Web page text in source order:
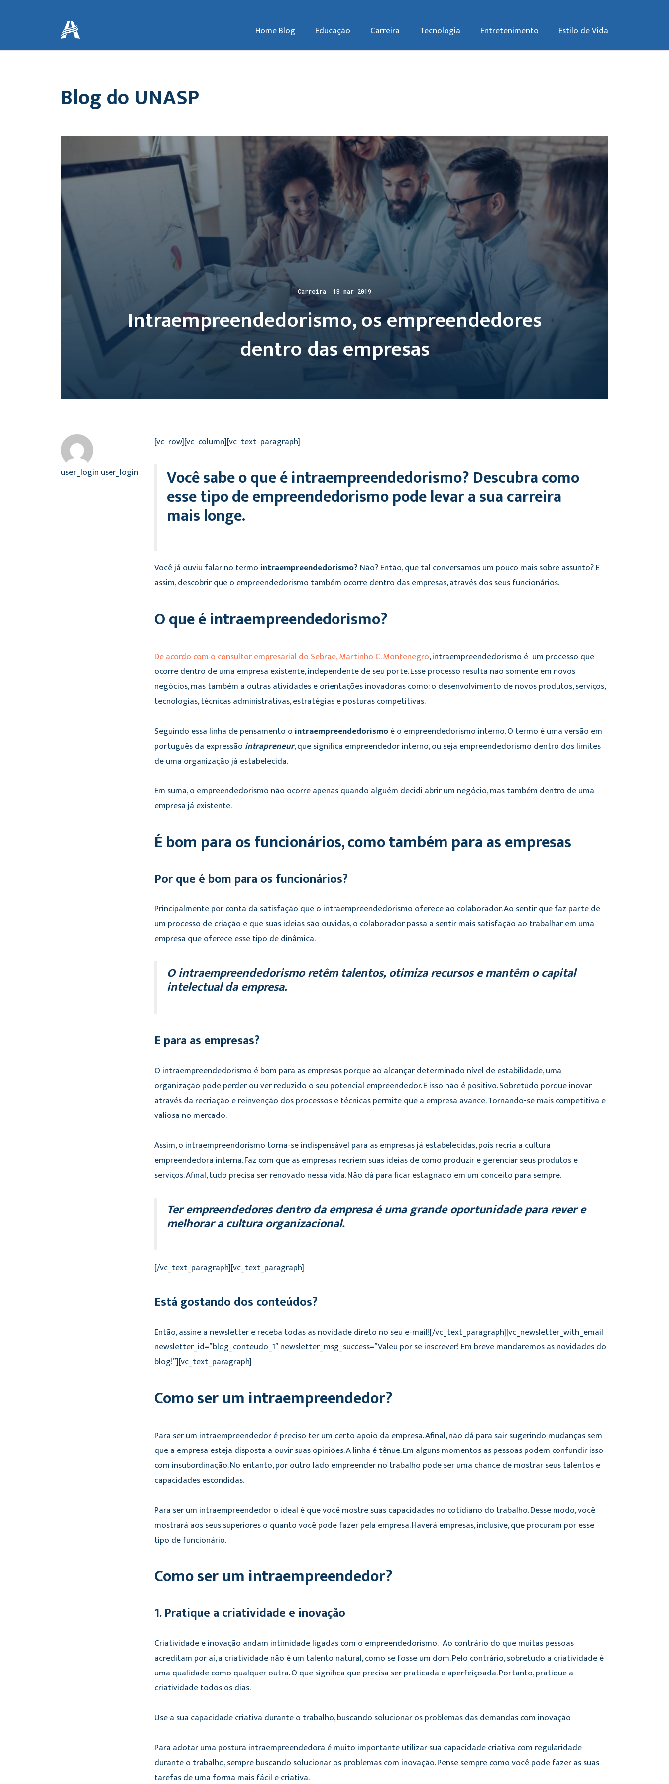
Home Blog Educação Carreira Tecnologia Entretenimento Estilo de Vida
Blog do UNASP
Carreira 13 mar 2019
Intraempreendedorismo, os empreendedores
dentro das empresas
user_login user_login
[vc_row][vc_column][vc_text_paragraph]
Você sabe o que é intraempreendedorismo? Descubra como
esse tipo de empreendedorismo pode levar a sua carreira
mais longe.
Você já ouviu falar no termo intraempreendedorismo? Não? Então, que tal conversamos um pouco mais sobre assunto? E
assim, descobrir que o empreendedorismo também ocorre dentro das empresas, através dos seus funcionários.
O que é intraempreendedorismo?
De acordo com o consultor empresarial do Sebrae, Martinho C. Montenegro, intraempreendedorismo é um processo que
ocorre dentro de uma empresa existente, independente de seu porte. Esse processo resulta não somente em novos
negócios, mas também a outras atividades e orientações inovadoras como: o desenvolvimento de novos produtos, serviços,
tecnologias, técnicas administrativas, estratégias e posturas competitivas.
Seguindo essa linha de pensamento o intraempreendedorismoé o empreendedorismo interno. O termo é uma versão em
português da expressão intrapreneur, que significa empreendedor interno, ou seja empreendedorismo dentro dos limites
de uma organização já estabelecida.
Em suma, o empreendedorismo não ocorre apenas quando alguém decidi abrir um negócio, mas também dentro de uma
empresa já existente.
É bom para os funcionários, como também para as empresas
Por que é bom para os funcionários?
Principalmente por conta da satisfação que o intraempreendedorismo oferece ao colaborador. Ao sentir que faz parte de
um processo de criação e que suas ideias são ouvidas, o colaborador passa a sentir mais satisfação ao trabalhar em uma
empresa que oferece esse tipo de dinâmica.
O intraempreendedorismo retêm talentos, otimiza recursos e mantêm o capital
intelectual da empresa.
E para as empresas?
O intraempreendedorismo é bom para as empresas porque ao alcançar determinado nível de estabilidade, uma
organização pode perder ou ver reduzido o seu potencial empreendedor. E isso não é positivo. Sobretudo porque inovar
através da recriação e reinvenção dos processos e técnicas permite que a empresa avance. Tornando-se mais competitiva e
valiosa no mercado.
Assim, o intraempreendorismo torna-se indispensável para as empresas já estabelecidas, pois recria a cultura
empreendedora interna. Faz com que as empresas recriem suas ideias de como produzir e gerenciar seus produtos e
serviços. Afinal, tudo precisa ser renovado nessa vida. Não dá para ficar estagnado em um conceito para sempre.
Ter empreendedores dentro da empresa é uma grande oportunidade para rever e
melhorar a cultura organizacional.
[/vc_text_paragraph][vc_text_paragraph]
Está gostando dos conteúdos?
Então, assine a newsletter e receba todas as novidade direto no seu e-mail![/vc_text_paragraph][vc_newsletter_with_email
newsletter_id=”blog_conteudo_1″ newsletter_msg_success=”Valeu por se inscrever! Em breve mandaremos as novidades do
blog!”][vc_text_paragraph]
Como ser um intraempreendedor?
Para ser um intraempreendedor é preciso ter um certo apoio da empresa. Afinal, não dá para sair sugerindo mudanças sem
que a empresa esteja disposta a ouvir suas opiniões. A linha é tênue. Em alguns momentos as pessoas podem confundir isso
com insubordinação. No entanto, por outro lado empreender no trabalho pode ser uma chance de mostrar seus talentos e
capacidades escondidas.
Para ser um intraempreendedor o ideal é que você mostre suas capacidades no cotidiano do trabalho. Desse modo, você
mostrará aos seus superiores o quanto você pode fazer pela empresa. Haverá empresas, inclusive, que procuram por esse
tipo de funcionário.
Como ser um intraempreendedor?
1. Pratique a criatividade e inovação
Criatividade e inovação andam intimidade ligadas com o empreendedorismo. Ao contrário do que muitas pessoas
acreditam por aí, a criatividade não é um talento natural, como se fosse um dom. Pelo contrário, sobretudo a criatividade é
uma qualidade como qualquer outra. O que significa que precisa ser praticada e aperfeiçoada. Portanto, pratique a
criatividade todos os dias.
Use a sua capacidade criativa durante o trabalho, buscando solucionar os problemas das demandas com inovação
Para adotar uma postura intraempreendedora é muito importante utilizar sua capacidade criativa com regularidade
durante o trabalho, sempre buscando solucionar os problemas com inovação. Pense sempre como você pode fazer as suas
tarefas de uma forma mais fácil e criativa.